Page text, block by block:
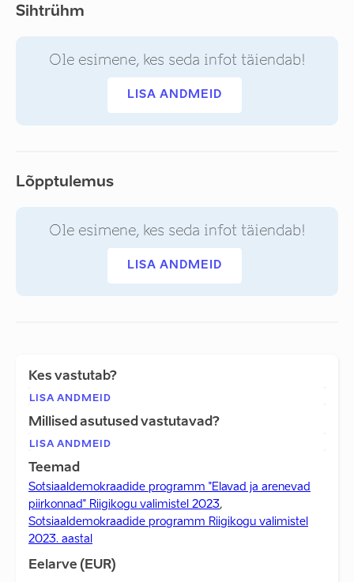
Sihtrühm
Ole esimene, kes seda infot täiendab!
LISA ANDMEID
Lõpptulemus
Ole esimene, kes seda infot täiendab!
LISA ANDMEID
Kes vastutab?
LISA ANDMEID
Millised asutused vastutavad?
LISA ANDMEID
Teemad
Sotsiaaldemokraadide programm "Elavad ja arenevad
piirkonnad" Riigikogu valimistel 2023,
Sotsiaaldemokraadide programm Riigikogu valimistel
2023. aastal
Eelarve (EUR)